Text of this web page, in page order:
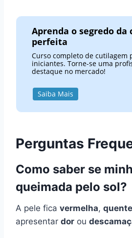
Aprenda o segredo da
perfeita
Curso completo de cutilagem
iniciantes. Torne-se uma
destaque no mercado!
Saiba Mais
Perguntas
Como saber se
queimada pelo sol?
A pele fica vermelha, quente
apresentar dor ou